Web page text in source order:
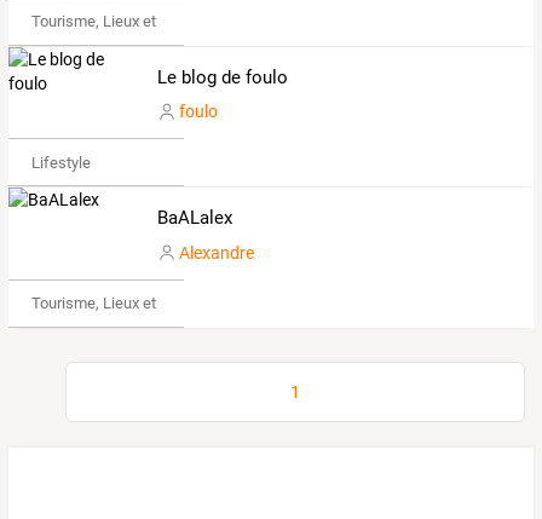
Tourisme, Lieux et Événements
Le blog de foulo
foulo
Lifestyle
BaALalex
Alexandre
Tourisme, Lieux et Événements
1